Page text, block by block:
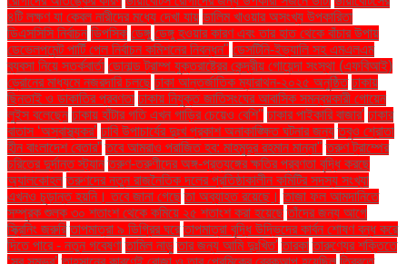
৪টি লক্ষণ যা কেবল নারীদের মধ্যে দেখা যায় ডালিম খাওয়ার অসংখ্য উপকারিতা
ডিএসসিসি নির্বাচন ডিপসিক ডেঙ্গু ডেঙ্গু হওয়ার কারণ এবং তার হাত থেকে বাঁচার উপায়
ডেভেলপমেন্ট পার্টি পেল নির্বাচন কমিশনের নিবন্ধন" ডেসটিনি-ইভ্যালি সহ এমএলএম
ব্যবসা নিয়ে সতর্কবার্তা ডোনাল্ড ট্রাম্প যুক্তরাষ্ট্রের কেন্দ্রীয় গোয়েন্দা সংস্থা (এফবিআই)
ড্রোনের মাধ্যমে নজরদারি চলছে ঢাকা আন্তর্জাতিক ম্যারাথন-২০২৫ অনুষ্ঠিত ঢাকায়
ছিনতাই ও ডাকাতির প্রবণতা ঢাকায় নিযুক্ত জাতিসংঘের আবাসিক সমন্বয়কারী গোয়েন
লুইস বলেছেন ঢাকায় হাঁটার গতি এখন গাড়ির চেয়েও বেশি'' ঢাকার পাইকারি বাজার' ঢাকার
বাতাস ‘অস্বাস্থ্যকর’ ঢাবি উপাচার্যের দুঃখ প্রকাশ অনাকাঙ্ক্ষিত ঘটনার জন্য তবুও শ্রোতা
হীন বাংলাদেশ বেতার” তবে আমরাও পরাজিত হব: মাহমুদুর রহমান মান্না" তরুণ ট্রাম্পের
চরিত্রে দুর্দান্ত স্ট্যান তরুণ-তরুণীদের অঙ্গ-প্রত্যঙ্গের ক্ষতির প্রবণতা বৃদ্ধি করছে
অ্যালকোহল তরুণদের নতুন রাজনৈতিক দলের প্রতিষ্ঠাকালীন কমিটির সদস্য সংখ্যা
এখনও চূড়ান্ত হয়নি। তবে জানা গেছে তা অব্যাহত রয়েছে। তাজা ফল আমদানিতে
সম্পূরক শুল্ক ৩০ শতাংশ থেকে কমিয়ে ২৫ শতাংশ করা হয়েছে তাঁদের জন্য আগে
স্ক্রিনিং জরুরি তাপমাত্রা ৯ ডিগ্রির ঘরে তাপমাত্রা বৃদ্ধি উদ্ভিদের কার্বন শোষণ বন্ধ করে
দিতে পারে - নতুন গবেষণা তামিল নাড়ু তার জন্য আমি দুঃখিত' তারকা তারুণ্যের শক্তিতে